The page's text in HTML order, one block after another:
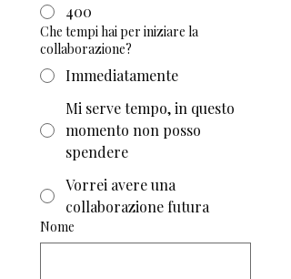
400
Che tempi hai per iniziare la
collaborazione?
Immediatamente
Mi serve tempo, in questo
momento non posso
spendere
Vorrei avere una
collaborazione futura
Nome